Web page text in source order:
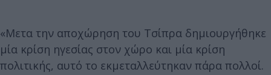
«Μετα την αποχώρηση του Τσίπρα δημιουργήθηκε
μία κρίση ηγεσίας στον χώρο και μία κρίση
πολιτικής, αυτό το εκμεταλλεύτηκαν πάρα πολλοί.